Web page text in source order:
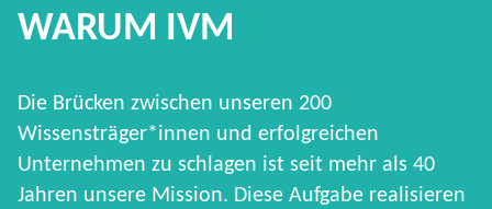
WARUM IVM
Die Brücken zwischen unseren 200
Wissensträger*innen und erfolgreichen
Unternehmen zu schlagen ist seit mehr als 40
Jahren unsere Mission. Diese Aufgabe realisieren